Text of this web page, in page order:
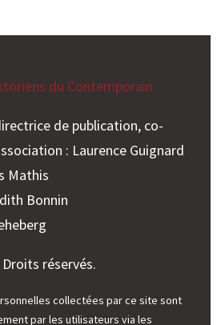
du Contemporain
de publication, co-
: Laurence Guignard
Mathis
Bonnin
réservés.
collectées par ce site sont
par les utilisateurs via les